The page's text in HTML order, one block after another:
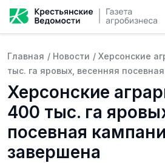
Главная / Новости / Херсонские
тыс. га яровых, весенняя
Херсонские
400 тыс. га
посевная
завершена